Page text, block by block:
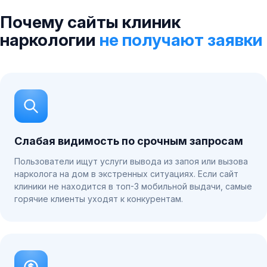
Почему сайты клиник
наркологии не получают заявки
Слабая видимость по срочным запросам
Пользователи ищут услуги вывода из запоя или вызова
нарколога на дом в экстренных ситуациях. Если сайт
клиники не находится в топ-3 мобильной выдачи, самые
горячие клиенты уходят к конкурентам.